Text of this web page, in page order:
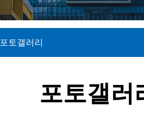
포토갤러리
포토갤러